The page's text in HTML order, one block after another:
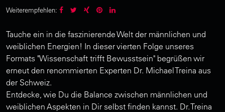
Weiterempfehlen:
Tauche ein in die faszinierende Welt der männlichen und
weiblichen Energien! In dieser vierten Folge unseres
Formats "Wissenschaft trifft Bewusstsein" begrüßen wir
erneut den renommierten Experten Dr. Michael Treina aus
der Schweiz.
Entdecke, wie Du die Balance zwischen männlichen und
weiblichen Aspekten in Dir selbst finden kannst. Dr. Treina